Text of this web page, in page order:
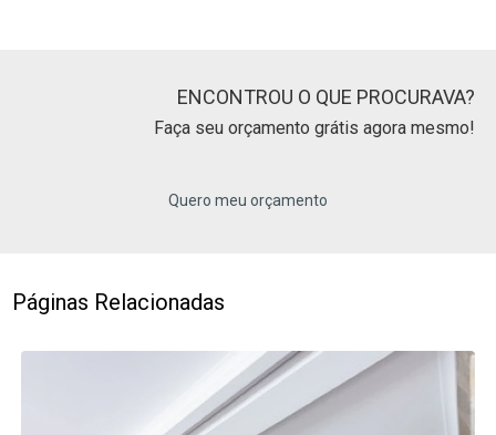
ENCONTROU O QUE PROCURAVA?
Faça seu orçamento grátis agora mesmo!
Quero meu orçamento
Páginas Relacionadas